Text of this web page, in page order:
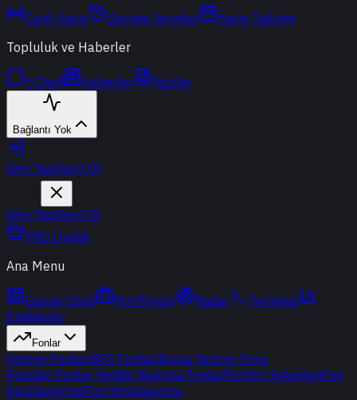
Canlı Yayın Geçmiş Yayınlar
Yayın Takvimi
Topluluk ve Haberler
t-Chat Haberler Yazılar
Bağlantı Yok
Giriş YapKayıt Ol
Giriş YapKayıt Ol
PRO Üyelik
Ana Menu
Günün Özeti Portföyüm Radar
Terminal
Endeksler
Fonlar
Yatırım FonlarıBES FonlarıBorsa Yatırım Fonu
Popüler Fonlar YeniBir Bakışta FonlarPortföy ŞirketleriFon
KarşılaştırmaFon Simülasyonu